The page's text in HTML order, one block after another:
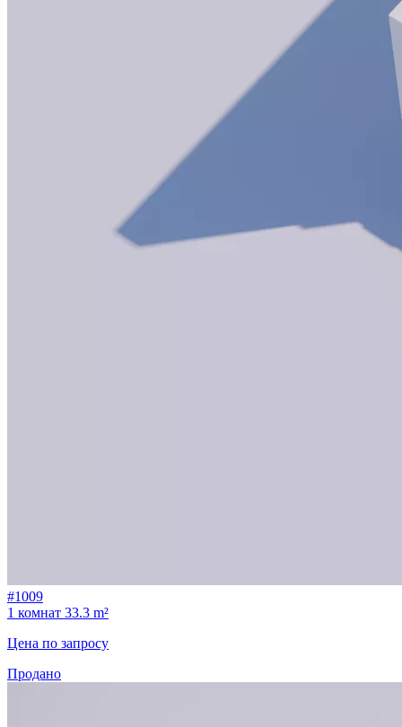
#1009
1 комнат 33.3 m²
Цена по запросу
Продано